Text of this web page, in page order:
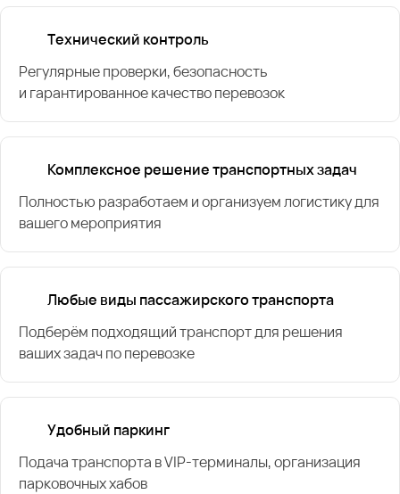
Технический контроль
Регулярные проверки, безопасность
и гарантированное качество перевозок
Комплексное решение транспортных задач
Полностью разработаем и организуем логистику для
вашего мероприятия
Любые виды пассажирского транспорта
Подберём подходящий транспорт для решения
ваших задач по перевозке
Удобный паркинг
Подача транспорта в VIP-терминалы, организация
парковочных хабов